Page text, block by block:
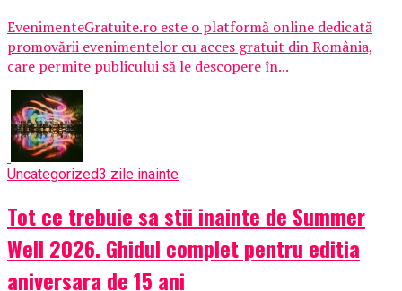
EvenimenteGratuite.ro este o platformă online dedicată
promovării evenimentelor cu acces gratuit din România,
care permite publicului să le descopere în...
Uncategorized3 zile inainte
Tot ce trebuie sa stii inainte de Summer
Well 2026. Ghidul complet pentru editia
aniversara de 15 ani